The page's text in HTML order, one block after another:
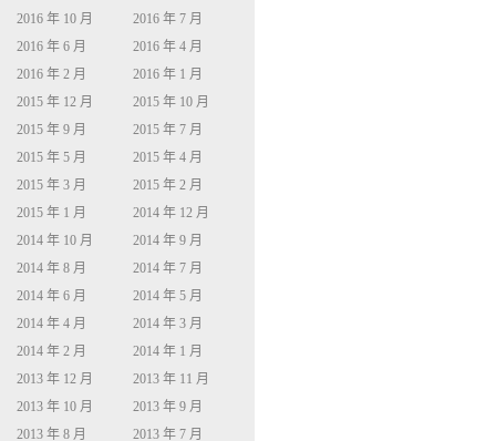
2016 年 10 月
2016 年 7 月
2016 年 6 月
2016 年 4 月
2016 年 2 月
2016 年 1 月
2015 年 12 月
2015 年 10 月
2015 年 9 月
2015 年 7 月
2015 年 5 月
2015 年 4 月
2015 年 3 月
2015 年 2 月
2015 年 1 月
2014 年 12 月
2014 年 10 月
2014 年 9 月
2014 年 8 月
2014 年 7 月
2014 年 6 月
2014 年 5 月
2014 年 4 月
2014 年 3 月
2014 年 2 月
2014 年 1 月
2013 年 12 月
2013 年 11 月
2013 年 10 月
2013 年 9 月
2013 年 8 月
2013 年 7 月